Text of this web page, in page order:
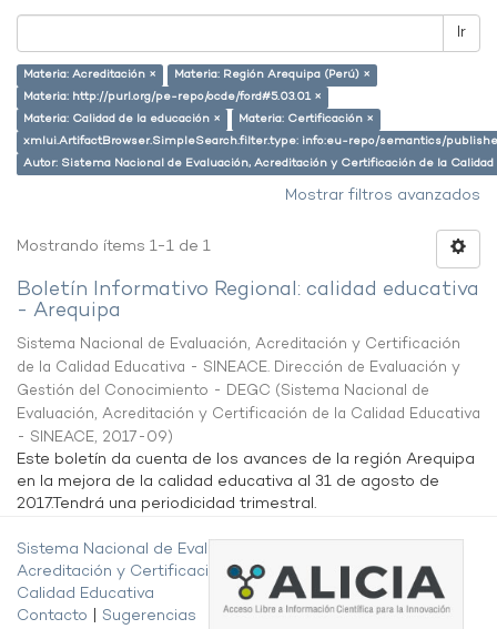
Ir
Materia: Acreditación ×
Materia: Región Arequipa (Perú) ×
Materia: http://purl.org/pe-repo/ocde/ford#5.03.01 ×
Materia: Calidad de la educación ×
Materia: Certificación ×
xmlui.ArtifactBrowser.SimpleSearch.filter.type: info:eu-repo/semantics/
Autor: Sistema Nacional de Evaluación, Acreditación y Certificación de la
Mostrar filtros avanzados
Mostrando ítems 1-1 de 1
Boletín Informativo Regional: calidad educativa
- Arequipa
Sistema Nacional de Evaluación, Acreditación y Certificación
de la Calidad Educativa - SINEACE. Dirección de Evaluación y
Gestión del Conocimiento - DEGC (Sistema Nacional de
Evaluación, Acreditación y Certificación de la Calidad Educativa
- SINEACE, 2017-09)
Este boletín da cuenta de los avances de la región Arequipa
en la mejora de la calidad educativa al 31 de agosto de
2017.Tendrá una periodicidad trimestral.
Sistema Nacional de Evaluación,
Acreditación y Certificación de la
Calidad Educativa
Contacto
Sugerencias